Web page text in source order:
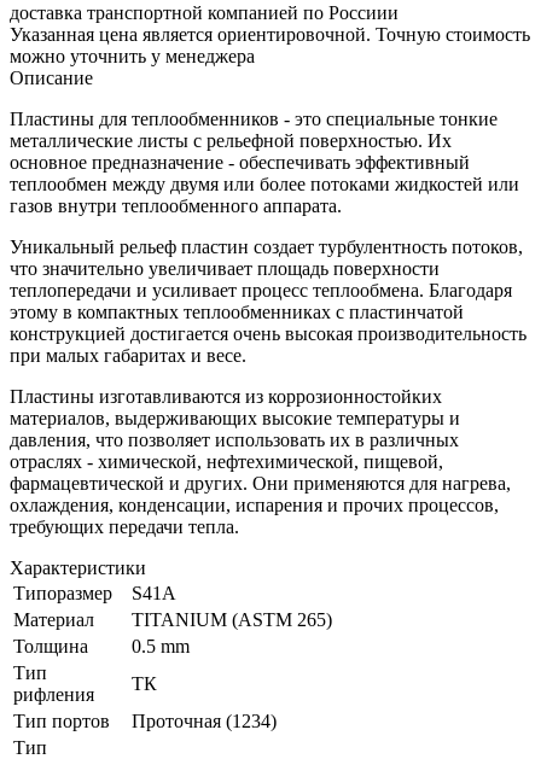
доставка транспортной компанией по Россиии
Указанная цена является ориентировочной. Точную стоимость
можно уточнить у менеджера
Описание
Пластины для теплообменников - это специальные тонкие
металлические листы с рельефной поверхностью. Их
основное предназначение - обеспечивать эффективный
теплообмен между двумя или более потоками жидкостей или
газов внутри теплообменного аппарата.
Уникальный рельеф пластин создает турбулентность потоков,
что значительно увеличивает площадь поверхности
теплопередачи и усиливает процесс теплообмена. Благодаря
этому в компактных теплообменниках с пластинчатой
конструкцией достигается очень высокая производительность
при малых габаритах и весе.
Пластины изготавливаются из коррозионностойких
материалов, выдерживающих высокие температуры и
давления, что позволяет использовать их в различных
отраслях - химической, нефтехимической, пищевой,
фармацевтической и других. Они применяются для нагрева,
охлаждения, конденсации, испарения и прочих процессов,
требующих передачи тепла.
Характеристики
Типоразмер
S41A
Материал
TITANIUM (ASTM 265)
Толщина
0.5 mm
Тип
рифления
ТК
Тип портов
Проточная (1234)
Тип